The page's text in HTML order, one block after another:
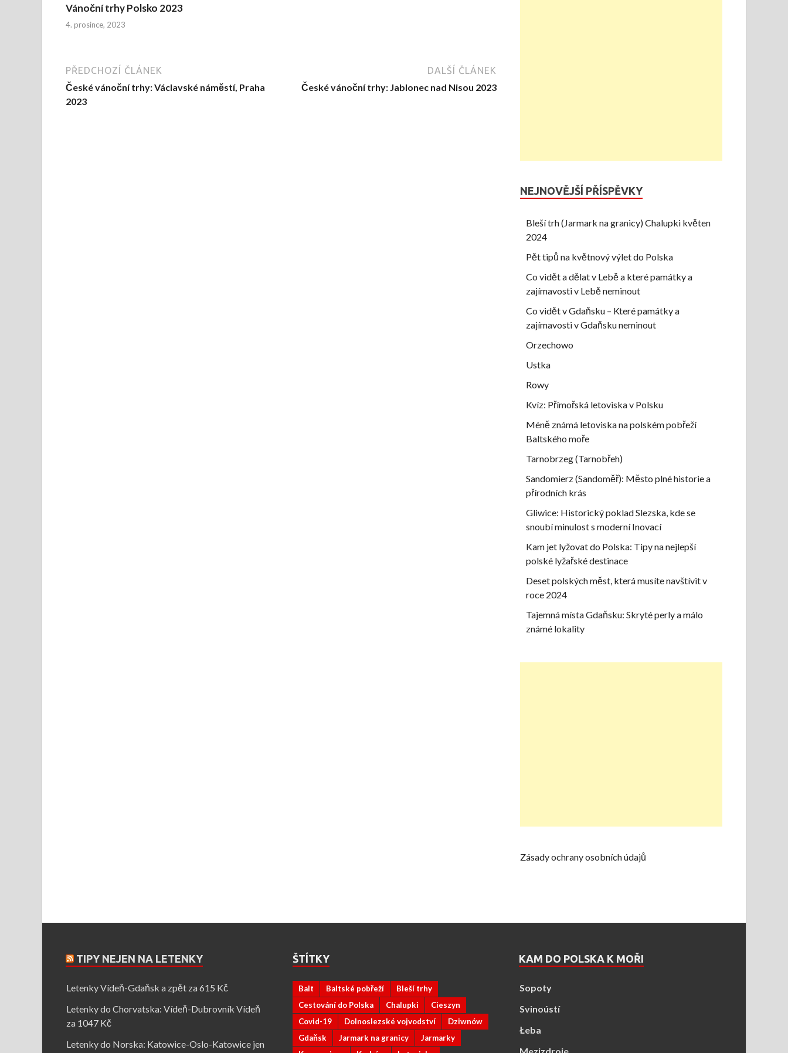
Vánoční trhy Polsko 2023
4. prosince, 2023
PŘEDCHOZÍ ČLÁNEK
České vánoční trhy: Václavské náměstí, Praha
2023
DALŠÍ ČLÁNEK
České vánoční trhy: Jablonec nad Nisou 2023
NEJNOVĚJŠÍ PŘÍSPĚVKY
Bleší trh (Jarmark na granicy) Chalupki květen
2024
Pět tipů na květnový výlet do Polska
Co vidět a dělat v Lebě a které památky a
zajímavosti v Lebě neminout
Co vidět v Gdaňsku – Které památky a
zajímavosti v Gdaňsku neminout
Orzechowo
Ustka
Rowy
Kvíz: Přímořská letoviska v Polsku
Méně známá letoviska na polském pobřeží
Baltského moře
Tarnobrzeg (Tarnobřeh)
Sandomierz (Sandoměř): Město plné historie a
přírodních krás
Gliwice: Historický poklad Slezska, kde se
snoubí minulost s moderní Inovací
Kam jet lyžovat do Polska: Tipy na nejlepší
polské lyžařské destinace
Deset polských měst, která musíte navštívit v
roce 2024
Tajemná místa Gdaňsku: Skryté perly a málo
známé lokality
Zásady ochrany osobních údajů
TIPY NEJEN NA LETENKY
Letenky Vídeň-Gdaňsk a zpět za 615 Kč
Letenky do Chorvatska: Vídeň-Dubrovník Vídeň
za 1047 Kč
Letenky do Norska: Katowice-Oslo-Katowice jen
ŠTÍTKY
Balt Baltské pobřeží
Bleší trhy
Cestování do Polska
Chalupki
Cieszyn
Covid-19
Dolnoslezské vojvodství
Dziwnów
Gdaňsk
Jarmark na granicy
Jarmarky
KAM DO POLSKA K MOŘI
Sopoty
Svinoústí
Łeba